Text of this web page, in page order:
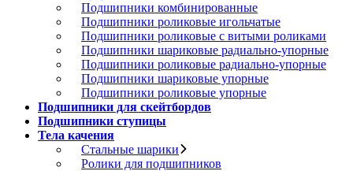
Подшипники комбинированные
Подшипники роликовые игольчатые
Подшипники роликовые с витыми роликами
Подшипники шариковые радиально-упорные
Подшипники роликовые радиально-упорные
Подшипники шариковые упорные
Подшипники роликовые упорные
Подшипники для скейтбордов
Подшипники ступицы
Тела качения
Стальные шарики
Ролики для подшипников